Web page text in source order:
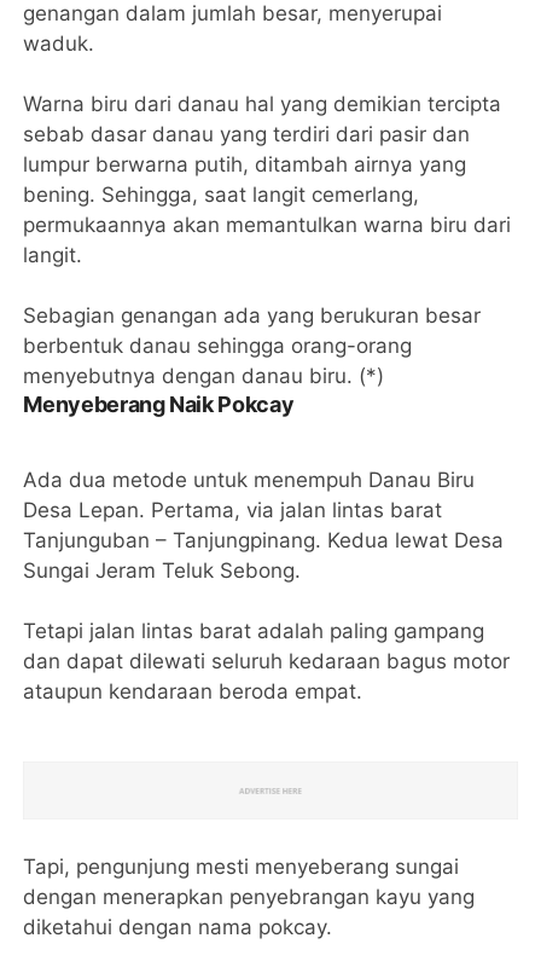
genangan dalam jumlah besar, menyerupai
waduk.
Warna biru dari danau hal yang demikian tercipta
sebab dasar danau yang terdiri dari pasir dan
lumpur berwarna putih, ditambah airnya yang
bening. Sehingga, saat langit cemerlang,
permukaannya akan memantulkan warna biru dari
langit.
Sebagian genangan ada yang berukuran besar
berbentuk danau sehingga orang-orang
menyebutnya dengan danau biru. (*)
Menyeberang Naik Pokcay
Ada dua metode untuk menempuh Danau Biru
Desa Lepan. Pertama, via jalan lintas barat
Tanjunguban – Tanjungpinang. Kedua lewat Desa
Sungai Jeram Teluk Sebong.
Tetapi jalan lintas barat adalah paling gampang
dan dapat dilewati seluruh kedaraan bagus motor
ataupun kendaraan beroda empat.
Tapi, pengunjung mesti menyeberang sungai
dengan menerapkan penyebrangan kayu yang
diketahui dengan nama pokcay.